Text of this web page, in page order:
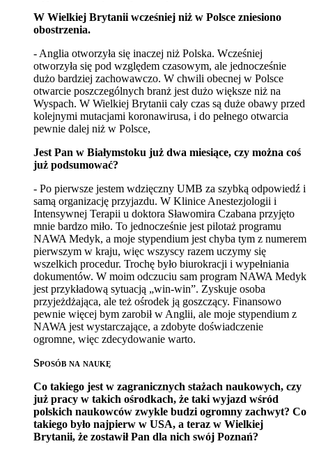
W Wielkiej Brytanii wcześniej niż w Polsce zniesiono
obostrzenia.
- Anglia otworzyła się inaczej niż Polska. Wcześniej
otworzyła się pod względem czasowym, ale jednocześnie
dużo bardziej zachowawczo. W chwili obecnej w Polsce
otwarcie poszczególnych branż jest dużo większe niż na
Wyspach. W Wielkiej Brytanii cały czas są duże obawy przed
kolejnymi mutacjami koronawirusa, i do pełnego otwarcia
pewnie dalej niż w Polsce,
Jest Pan w Białymstoku już dwa miesiące, czy można coś
już podsumować?
- Po pierwsze jestem wdzięczny UMB za szybką odpowiedź i
samą organizację przyjazdu. W Klinice Anestezjologii i
Intensywnej Terapii u doktora Sławomira Czabana przyjęto
mnie bardzo miło. To jednocześnie jest pilotaż programu
NAWA Medyk, a moje stypendium jest chyba tym z numerem
pierwszym w kraju, więc wszyscy razem uczymy się
wszelkich procedur. Trochę było biurokracji i wypełniania
dokumentów. W moim odczuciu sam program NAWA Medyk
jest przykładową sytuacją „win-win”. Zyskuje osoba
przyjeżdżająca, ale też ośrodek ją goszczący. Finansowo
pewnie więcej bym zarobił w Anglii, ale moje stypendium z
NAWA jest wystarczające, a zdobyte doświadczenie
ogromne, więc zdecydowanie warto.
Sposób na naukę
Co takiego jest w zagranicznych stażach naukowych, czy
już pracy w takich ośrodkach, że taki wyjazd wśród
polskich naukowców zwykle budzi ogromny zachwyt? Co
takiego było najpierw w USA, a teraz w Wielkiej
Brytanii, że zostawił Pan dla nich swój Poznań?